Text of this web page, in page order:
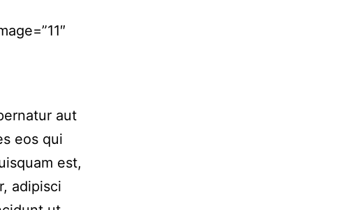
aut
eos qui
est,
adipisci